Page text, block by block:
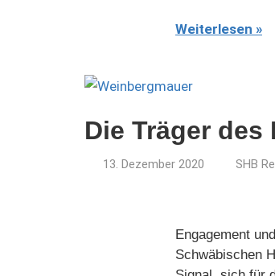
Weiterlesen
Die Träger
13. Dezember 2020 SHB
Engagement
Schwäbischen